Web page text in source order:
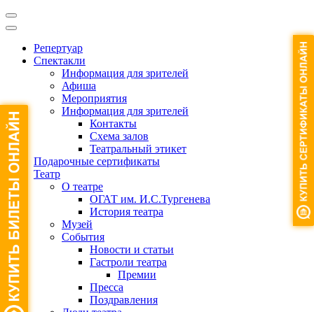
Репертуар
Спектакли
Информация для зрителей
Афиша
Мероприятия
Информация для зрителей
Контакты
Схема залов
Театральный этикет
Подарочные сертификаты
Театр
О театре
ОГАТ им. И.С.Тургенева
История театра
Музей
События
Новости и статьи
Гастроли театра
Премии
Пресса
Поздравления